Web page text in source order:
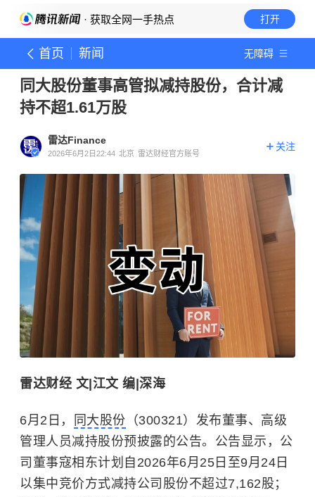
· 获取全网一手热点 打开
首页 新闻 无障碍
同大股份董事高管拟减持股份，合计减
持不超1.61万股
雷达Finance
2026年6月2日22:44 北京 雷达财经官方账号
关注
雷达财经 文|江文 编|深海
6月2日， 同大股份 （300321）发布董事、高级
管理人员减持股份预披露的公告。公告显示，公
司董事寇相东计划自2026年6月25日至9月24日
以集中竞价方式减持公司股份不超过7,162股；